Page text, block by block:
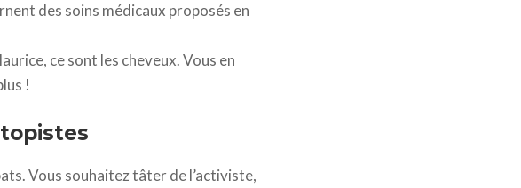
des soins médicaux proposés en
ce sont les cheveux. Vous en
!
Vous souhaitez tâter de l’activiste,